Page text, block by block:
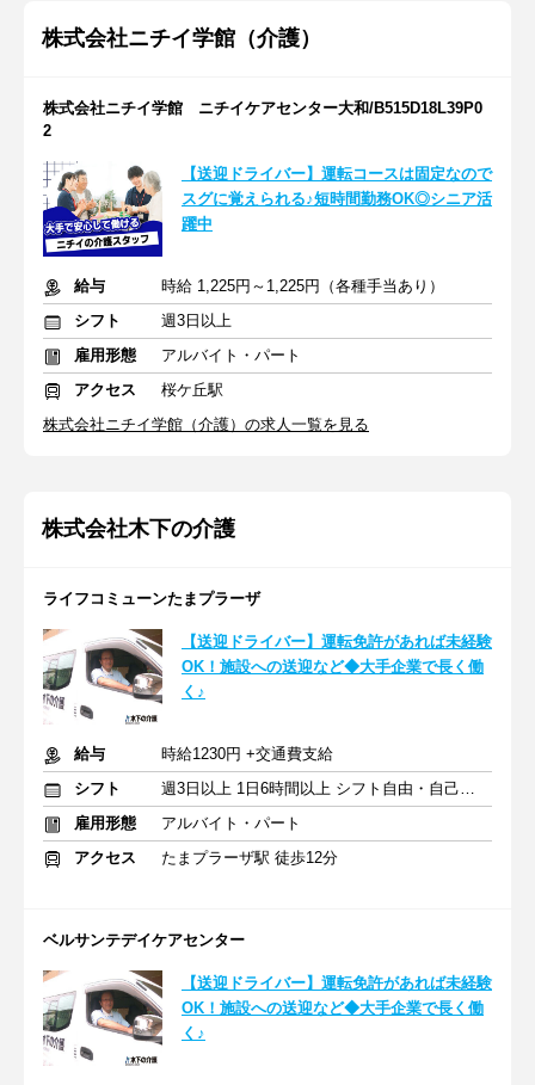
株式会社ニチイ学館（介護）
株式会社ニチイ学館 ニチイケアセンター大和/B515D18L39P0
2
【送迎ドライバー】運転コースは固定なので
スグに覚えられる♪短時間勤務OK◎シニア活
躍中
給与
時給 1,225円～1,225円（各種手当あり）
シフト
週3日以上
雇用形態
アルバイト・パート
アクセス
桜ケ丘駅
株式会社ニチイ学館（介護）の求人一覧を見る
株式会社木下の介護
ライフコミューンたまプラーザ
【送迎ドライバー】運転免許があれば未経験
OK！施設への送迎など◆大手企業で長く働
く♪
給与
時給1230円 +交通費支給
シフト
週3日以上 1日6時間以上 シフト自由・自己申告
雇用形態
アルバイト・パート
アクセス
たまプラーザ駅 徒歩12分
ベルサンテデイケアセンター
【送迎ドライバー】運転免許があれば未経験
OK！施設への送迎など◆大手企業で長く働
く♪